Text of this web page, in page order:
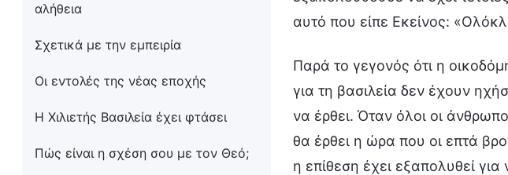
αλήθεια
Σχετικά με την εμπειρία
Οι εντολές της νέας εποχής
Η Χιλιετής Βασιλεία έχει φτάσει
Πώς είναι η σχέση σου με τον Θεό;
αυτό που είπε Εκείνος:
Παρά το γεγονός ότι η
για τη βασιλεία δεν έχουν
να έρθει. Όταν όλοι οι
θα έρθει η ώρα που οι επτά
η επίθεση έχει εξαπολυθεί